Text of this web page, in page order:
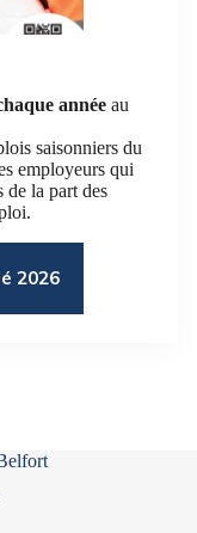
année au
saisonniers du
employeurs qui
de la part des
2026